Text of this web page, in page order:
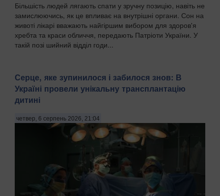
Більшість людей лягають спати у зручну позицію, навіть не
замислюючись, як це впливає на внутрішні органи. Сон на
животі лікарі вважають найгіршим вибором для здоров'я
хребта та краси обличчя, передають Патріоти України. У
такій позі шийний відділ годи...
Серце, яке зупинилося і забилося знов: В
Україні провели унікальну трансплантацію
дитині
четвер, 6 серпень 2026, 21:04